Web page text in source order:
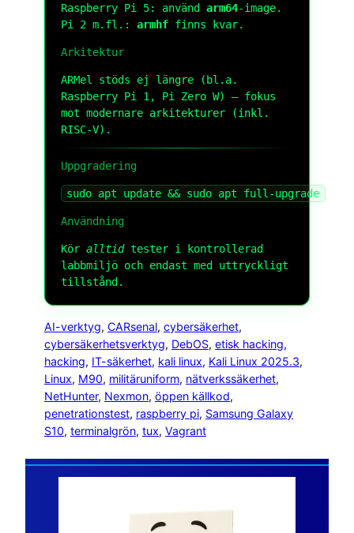
Raspberry Pi 5: använd arm64-image.
Pi 2 m.fl.: armhf finns kvar.
Arkitektur
ARMel stöds ej längre (bl.a.
Raspberry Pi 1, Pi Zero W) — fokus
mot modernare arkitekturer (inkl.
RISC-V).
Uppgradering
sudo apt update && sudo apt full-upgrade
Användning
Kör alltidtester i kontrollerad
labbmiljö och endast med uttryckligt
tillstånd.
AI-verktyg, CARsenal, cybersäkerhet
cybersäkerhetsverktyg, DebOS, etisk hacking
hacking, IT-säkerhet, kali linux, Kali Linux 2025.3
Linux, M90, militäruniform, nätverkssäkerhet
NetHunter, Nexmon, öppen källkod
penetrationstest, raspberry pi, Samsung Galaxy
S10, terminalgrön, tux, Vagrant